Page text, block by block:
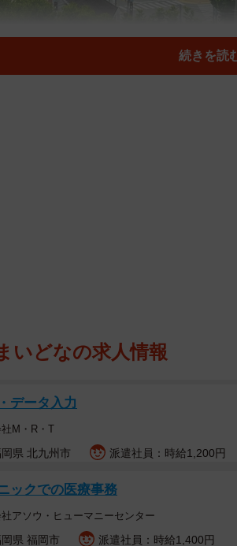
ンキング内では近接駅を統合して集計
の後にA（area）を付記し、以下のよう
バーランド」「花隈A：西元町・花隈・
元町（阪神本線）・元町（神戸高速鉄
続きを読
いどなの求人情報
データ入力
M・R・T
県 北九州市 派遣社員：時給1,200円
ックでの医療事務
アソウ・ヒューマニーセンター
県 福岡市 派遣社員：時給1,400円